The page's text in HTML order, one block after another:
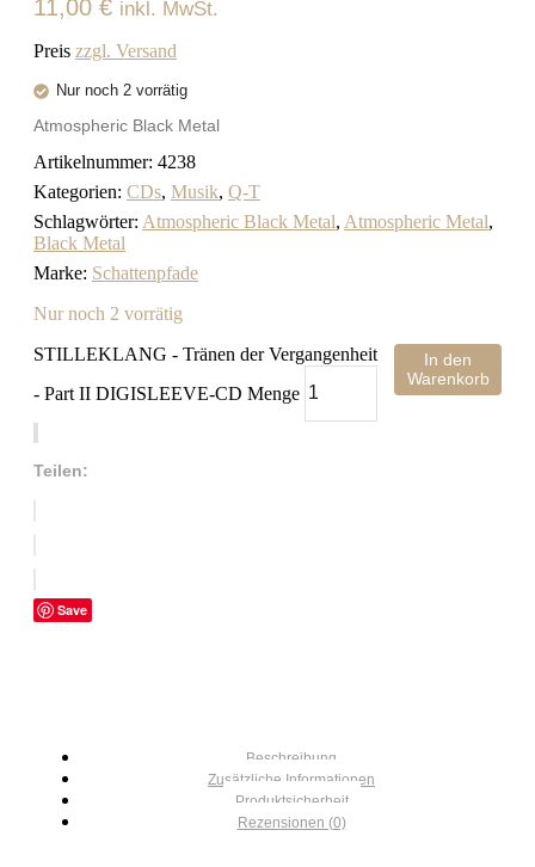
11,00 € inkl. MwSt.
Preis zzgl. Versand
Nur noch 2 vorrätig
Atmospheric Black Metal
Artikelnummer: 4238
Kategorien: CDs, Musik, Q-T
Schlagwörter: Atmospheric Black Metal, Atmospheric Metal,
Black Metal
Marke: Schattenpfade
Nur noch 2 vorrätig
STILLEKLANG - Tr​ä​nen der Vergangenheit
- Part II DIGISLEEVE-CD Menge
In den
Warenkorb
Teilen:
Save
Beschreibung
Zusätzliche Informationen
Produktsicherheit
Rezensionen (0)